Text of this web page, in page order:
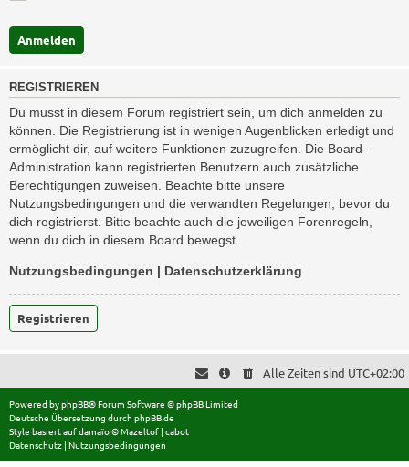
REGISTRIEREN
Du musst in diesem Forum registriert sein, um dich anmelden zu
können. Die Registrierung ist in wenigen Augenblicken erledigt und
ermöglicht dir, auf weitere Funktionen zuzugreifen. Die Board-
Administration kann registrierten Benutzern auch zusätzliche
Berechtigungen zuweisen. Beachte bitte unsere
Nutzungsbedingungen und die verwandten Regelungen, bevor du
dich registrierst. Bitte beachte auch die jeweiligen Forenregeln,
wenn du dich in diesem Board bewegst.
Nutzungsbedingungen | Datenschutzerklärung
Registrieren
Alle Zeiten sind UTC+02:00
Powered byphpBB® Forum Software © phpBB Limited
Deutsche Übersetzung durch phpBB.de
Style basiert aufdamaïo ©Mazeltof | cabot
Datenschutz | Nutzungsbedingungen